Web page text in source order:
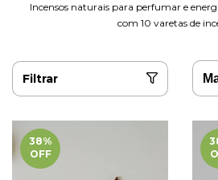
Incensos naturais para perfumar e
com 10 varetas de
Filtrar
38%
OFF